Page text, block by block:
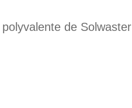
de Solwaster